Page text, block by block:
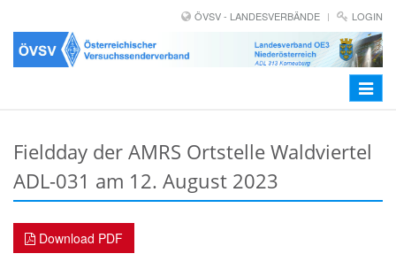
ÖVSV - LANDESVERBÄNDE LOGIN
Toggle
Fieldday der AMRS Ortstelle Waldviertel
ADL-031 am 12. August 2023
Download PDF